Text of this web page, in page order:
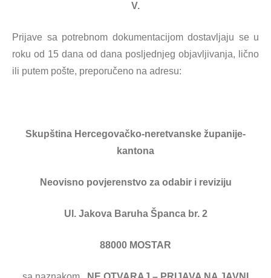
V.
Prijave sa potrebnom dokumentacijom dostavljaju se u
roku od 15 dana od dana posljednjeg objavljivanja, lično
ili putem pošte, preporučeno na adresu:
Skupština Hercegovačko-neretvanske županije-
kantona
Neovisno povjerenstvo za odabir i reviziju
Ul. Jakova Baruha Španca br. 2
88000 MOSTAR